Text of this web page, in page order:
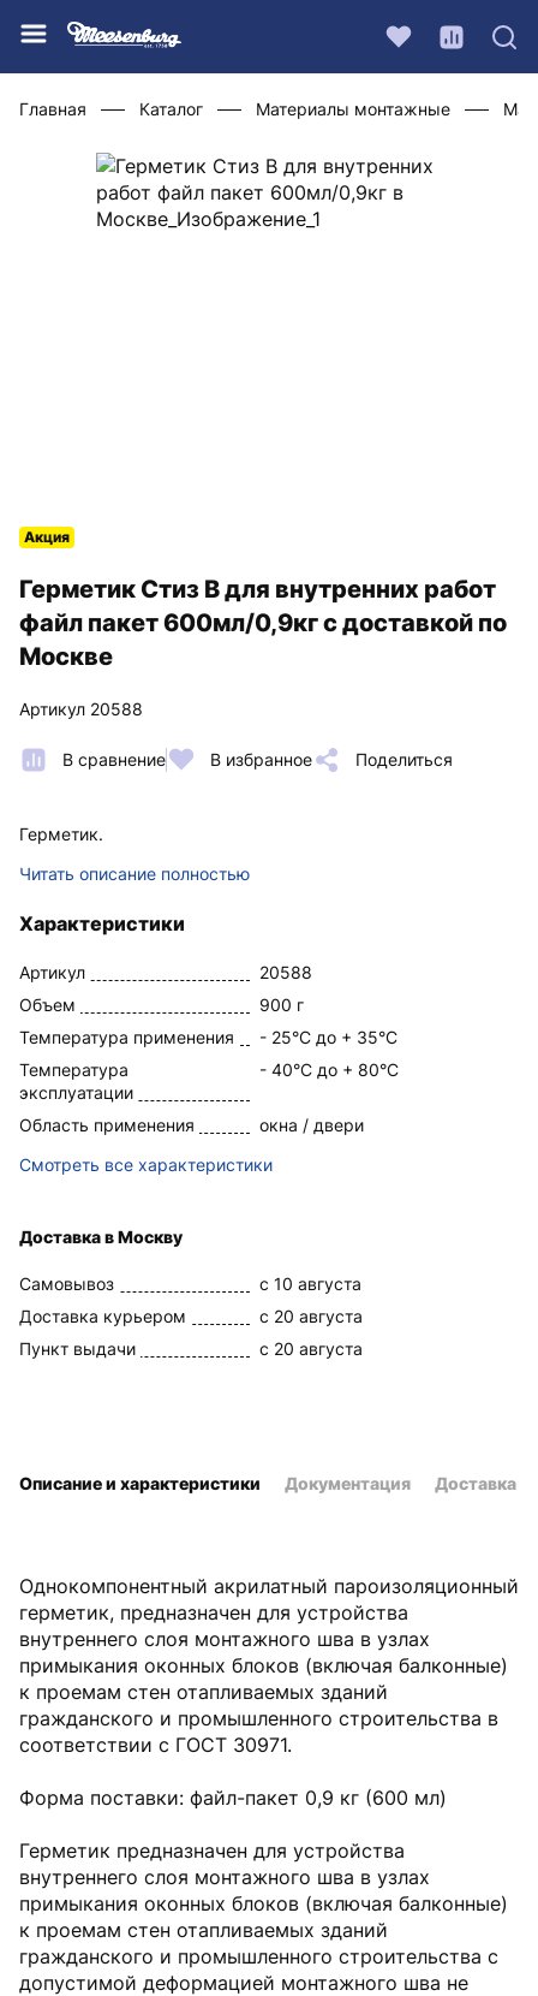
Главная Каталог Материалы монтажные
Герметик Стиз В для внутренних работ
файл пакет 600мл/0,9кг с доставкой по
Москве
Артикул 20588
В сравнение В избранное Поделиться
Акция
Герметик.
Читать описание полностью
Характеристики
Артикул
20588
Объем
900 г
Температура применения
- 25°С до + 35°С
Температура
эксплуатации
- 40°С до + 80°С
Область применения
окна / двери
Смотреть все характеристики
Доставка в Москву
Самовывоз
c 10 августа
Доставка курьером
c 20 августа
Пункт выдачи
c 20 августа
Однокомпонентный акрилатный пароизоляционный
герметик, предназначен для устройства
внутреннего слоя монтажного шва в узлах
примыкания оконных блоков (включая балконные)
к проемам стен отапливаемых зданий
гражданского и промышленного строительства в
соответствии с ГОСТ 30971.
Форма поставки: файл-пакет 0,9 кг (600 мл)
Герметик предназначен для устройства
внутреннего слоя монтажного шва в узлах
примыкания оконных блоков (включая балконные)
к проемам стен отапливаемых зданий
гражданского и промышленного строительства с
допустимой деформацией монтажного шва не
Описание и характеристики Документация Доставка и